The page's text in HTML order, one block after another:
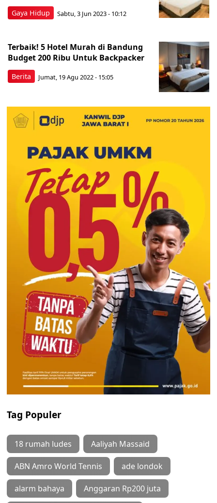
Gaya Hidup Sabtu, 3 Jun 2023 - 10:12
Berita
Terbaik! 5 Hotel Murah di Bandung
Budget 200 Ribu Untuk Backpacker
Jumat, 19 Agu 2022 - 15:05
Tag Populer
18 rumah ludes Aaliyah Massaid
ABN Amro World Tennis ade londok
alarm bahaya Anggaran Rp200 juta